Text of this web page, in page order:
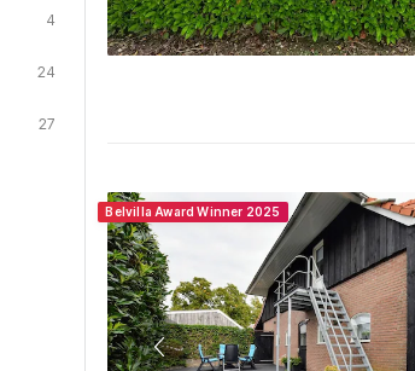
4
24
27
Belvilla Award Winner 2025